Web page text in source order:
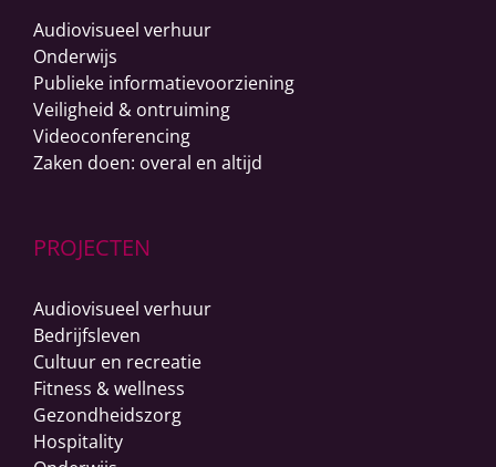
Audiovisueel verhuur
Onderwijs
Publieke informatievoorziening
Veiligheid & ontruiming
Videoconferencing
Zaken doen: overal en altijd
PROJECTEN
Audiovisueel verhuur
Bedrijfsleven
Cultuur en recreatie
Fitness & wellness
Gezondheidszorg
Hospitality